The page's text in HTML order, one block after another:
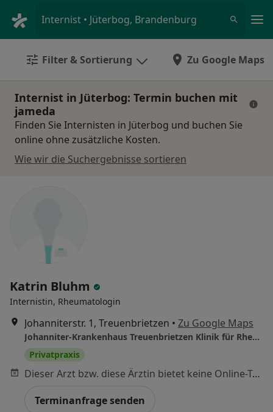
Internist • Jüterbog, Brandenburg
Filter & Sortierung Zu Google Maps
Internist in Jüterbog: Termin buchen mit
jameda
Finden Sie Internisten in Jüterbog und buchen Sie
online ohne zusätzliche Kosten.
Wie wir die Suchergebnisse sortieren
Katrin Bluhm
Internistin, Rheumatologin
Johanniterstr. 1, Treuenbrietzen • Zu Google Maps
Johanniter-Krankenhaus Treuenbrietzen Klinik für Rheumatologie Orthopädie und Rheumachirurgie
Privatpraxis
Dieser Arzt bzw. diese Ärztin bietet keine Online-Terminbuchung an diesem Standort an.
Terminanfrage senden